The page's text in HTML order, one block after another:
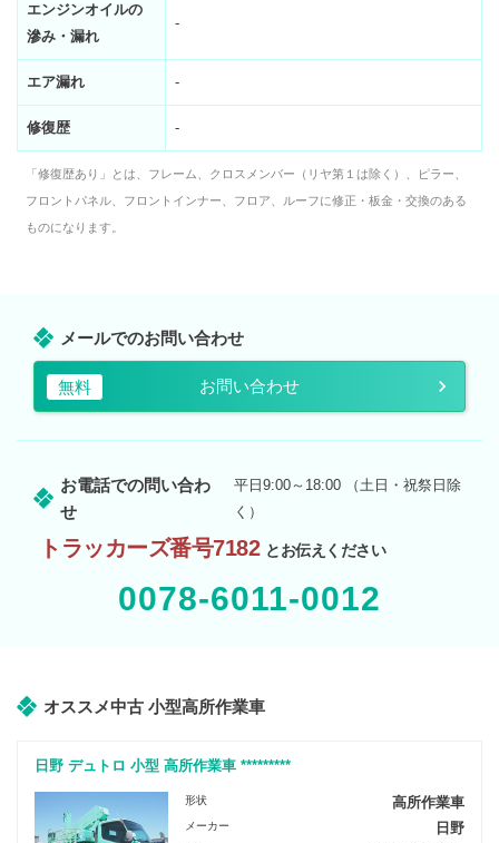
エンジンオイルの
滲み・漏れ
-
エア漏れ -
修復歴 -
「修復歴あり」とは、フレーム、クロスメンバー（リヤ第１は除く）、ピラー、
フロントパネル、フロントインナー、フロア、ルーフに修正・板金・交換のある
ものになります。
メールでのお問い合わせ
無料 お問い合わせ
お電話での問い合わ
せ
平日9:00～18:00 （土日・祝祭日除
く）
トラッカーズ番号7182 とお伝えください
0078-6011-0012
オススメ中古 小型高所作業車
日野 デュトロ 小型 高所作業車 *********
形状 高所作業車
メーカー 日野